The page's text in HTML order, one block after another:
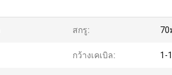
สกรู: 70
กว้างเคเบิล: 1-